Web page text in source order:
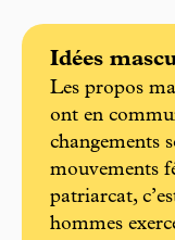
Idées
Les propos
ont en
changements
mouvements
patriarcat,
hommes